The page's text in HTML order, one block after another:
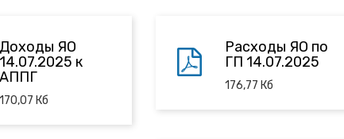
Доходы ЯО
14.07.2025 к
АППГ
170,07 Кб
Расходы ЯО по
ГП 14.07.2025
176,77 Кб